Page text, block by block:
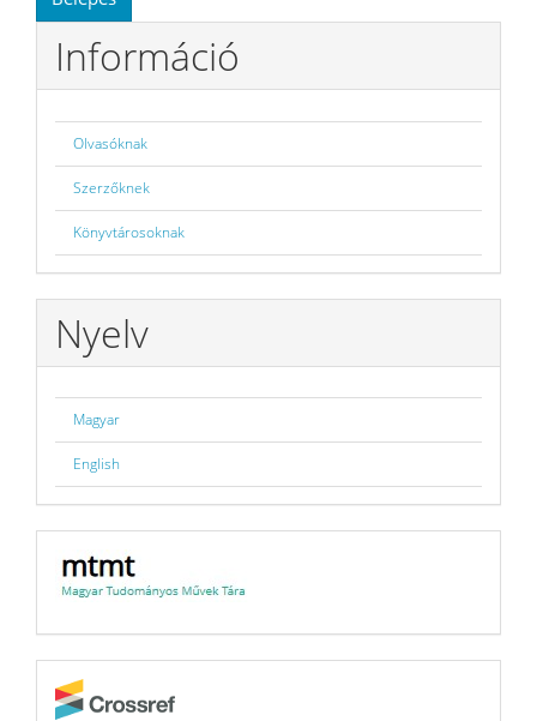
Információ
Olvasóknak
Szerzőknek
Könyvtárosoknak
Nyelv
Magyar
English
MTMT
Crossref